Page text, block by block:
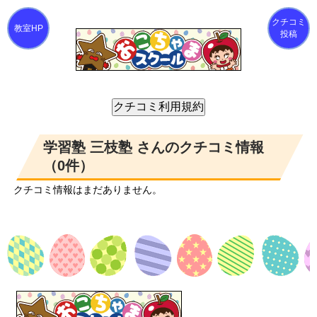
クチコミ
投稿
学習塾 三枝塾 さんのクチコミ情報
（0件）
クチコミ情報はまだありません。